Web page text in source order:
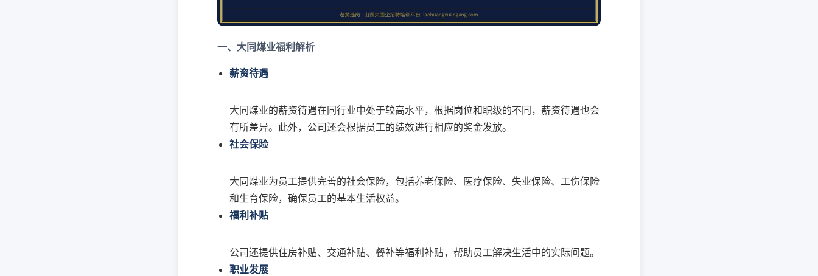
一、大同煤业福利解析
薪资待遇
大同煤业的薪资待遇在同行业中处于较高水平，根据岗位和职级的不同，薪资待遇也会
有所差异。此外，公司还会根据员工的绩效进行相应的奖金发放。
社会保险
大同煤业为员工提供完善的社会保险，包括养老保险、医疗保险、失业保险、工伤保险
和生育保险，确保员工的基本生活权益。
福利补贴
公司还提供住房补贴、交通补贴、餐补等福利补贴，帮助员工解决生活中的实际问题。
职业发展